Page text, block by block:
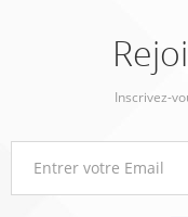
Inscrivez-